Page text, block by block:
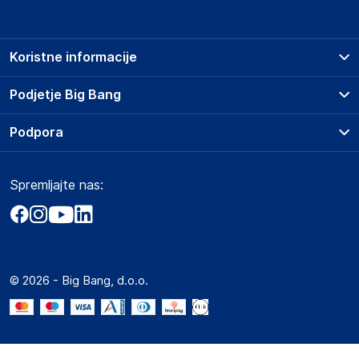
Podjetje Big Bang
O podjetju
Obvestila za javnost
Akt o digitalnih storitvah
Marketplace za partnerje
Novosti
Koristne informacije
Prodajna mesta
Storitve
Dostava, vnos in odvoz
Zavarovanje izdelkov
Podpora
Marketplace
Kako oddati naročilo?
Spremljajte nas:
© 2026 - Big Bang, d.o.o.